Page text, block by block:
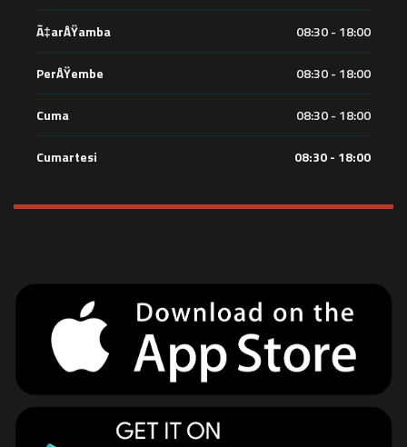
Ã‡arÅŸamba 08:30 - 18:00
PerÅŸembe 08:30 - 18:00
Cuma 08:30 - 18:00
Cumartesi 08:30 - 18:00